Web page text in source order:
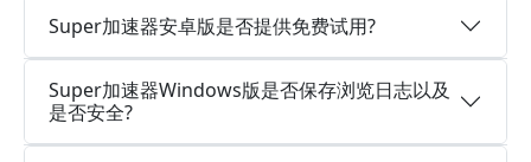
Super加速器安卓版是否提供免费试用?
Super加速器Windows版是否保存浏览日志以及
是否安全?